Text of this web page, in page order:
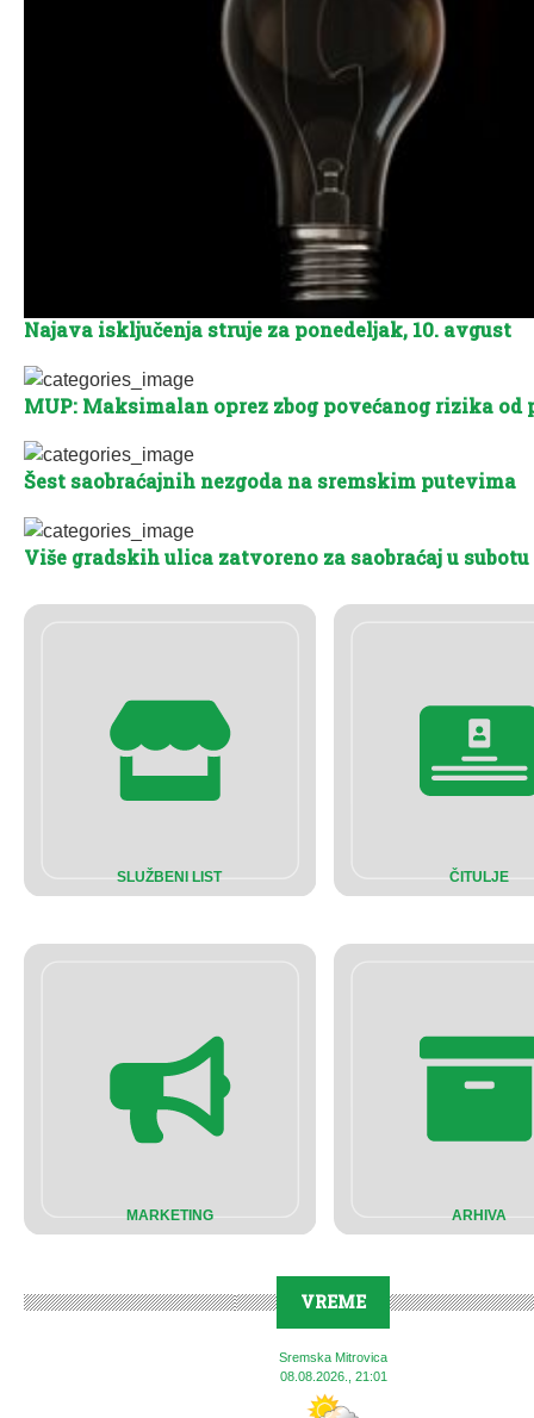
SLUŽBENI LIST ČITULJE
MARKETING ARHIVA
VREME
Sremska Mitrovica
08.08.2026., 21:01
Najava isključenja struje za ponedeljak, 10. avgust
MUP: Maksimalan oprez zbog povećanog rizika od
Šest saobraćajnih nezgoda na sremskim putevima
Više gradskih ulica zatvoreno za saobraćaj u subotu